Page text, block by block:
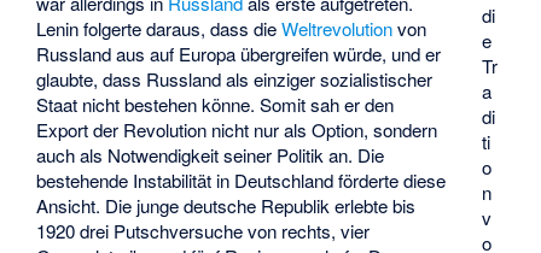
di
e
Tr
a
di
ti
o
n
v
o
Lenin folgerte daraus, dass dieWeltrevolutionvon
Russland aus auf Europa übergreifen würde, und er
glaubte, dass Russland als einziger sozialistischer
Staat nicht bestehen könne. Somit sah er den
Export der Revolution nicht nur als Option, sondern
auch als Notwendigkeit seiner Politik an. Die
bestehende Instabilität in Deutschland förderte diese
Ansicht. Die junge deutsche Republik erlebte bis
1920 drei Putschversuche von rechts, vier